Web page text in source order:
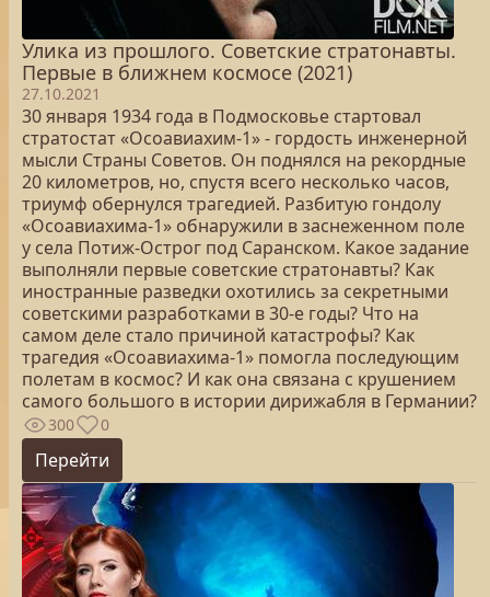
Улика из прошлого. Советские стратонавты.
Первые в ближнем космосе (2021)
27.10.2021
30 января 1934 года в Подмосковье стартовал
стратостат «Осоавиахим-1» - гордость инженерной
мысли Страны Советов. Он поднялся на рекордные
20 километров, но, спустя всего несколько часов,
триумф обернулся трагедией. Разбитую гондолу
«Осоавиахима-1» обнаружили в заснеженном поле
у села Потиж-Острог под Саранском. Какое задание
выполняли первые советские стратонавты? Как
иностранные разведки охотились за секретными
советскими разработками в 30-е годы? Что на
самом деле стало причиной катастрофы? Как
трагедия «Осоавиахима-1» помогла последующим
полетам в космос? И как она связана с крушением
самого большого в истории дирижабля в Германии?
300 0
Перейти